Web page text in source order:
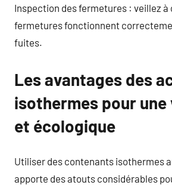
Inspection des fermetures : veillez à
fermetures fonctionnent
fuites.
Les avantages des
isothermes pour
et écologique
Utiliser des contenants isothermes
apporte des atouts considérables